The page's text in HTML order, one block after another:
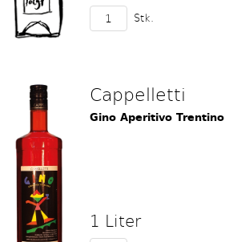
Stk.
Cappelletti
Gino Aperitivo Trentino
1 Liter